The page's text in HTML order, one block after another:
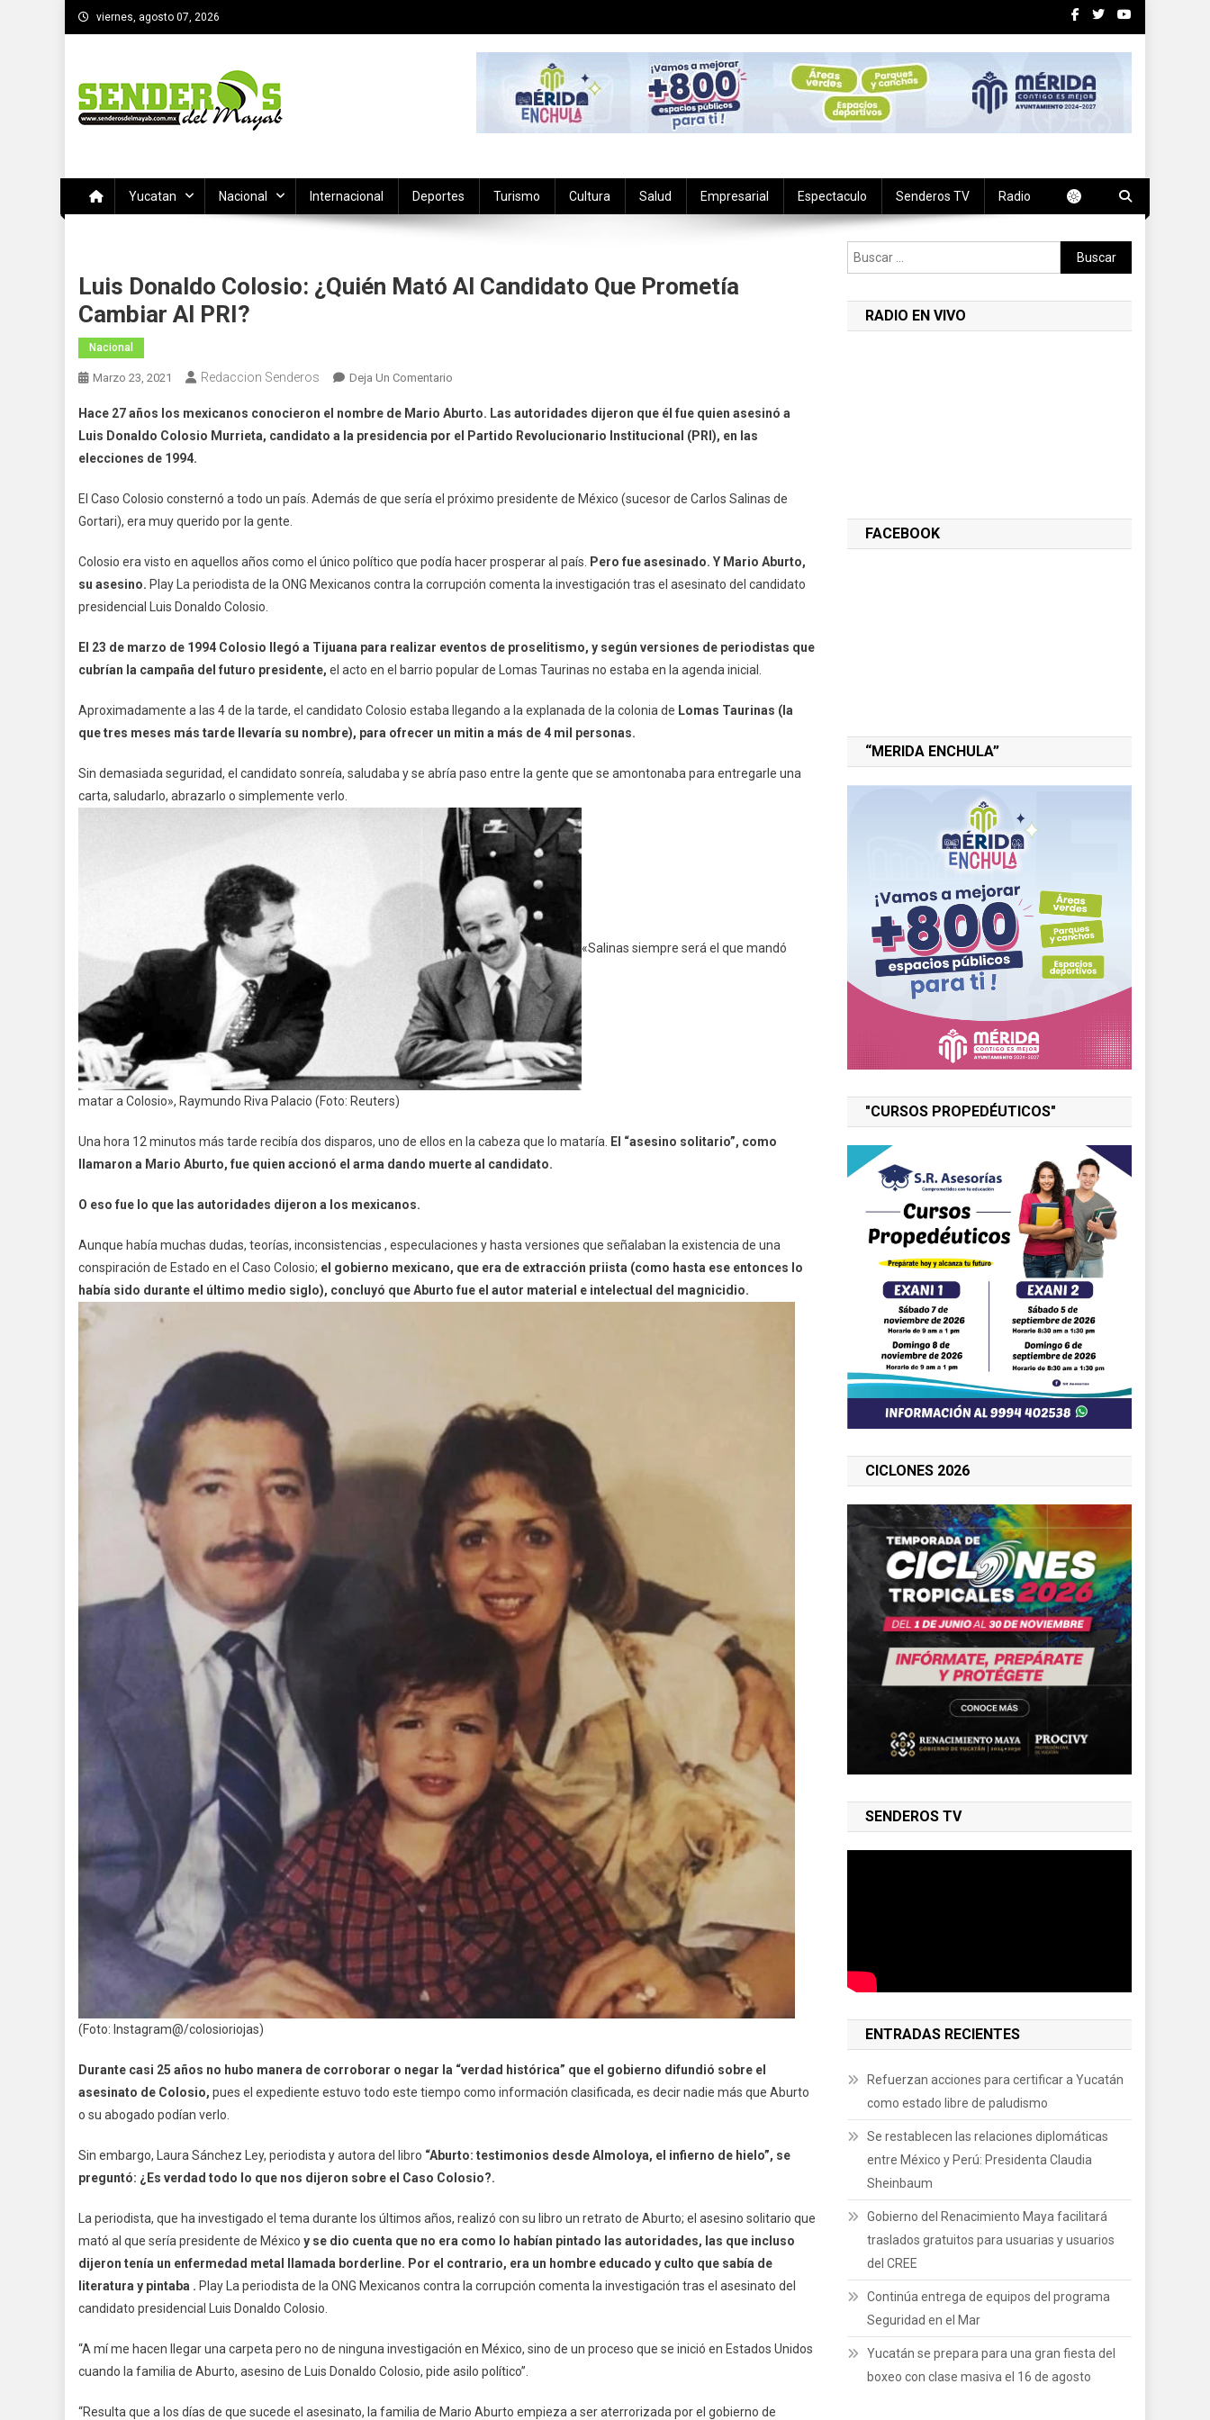
Saltar
al
viernes, agosto 07, 2026
Yucatan Nacional Internacional Deportes Turismo Cultura Salud Empresarial Espectaculo Senderos TV Radio
Luis Donaldo Colosio: ¿quién Mató Al Candidato Que Prometía
Cambiar Al PRI?
Nacional
Marzo 23, 2021 Redaccion Senderos Deja Un Comentario
Donaldo
Colosio:
Al
Prometía
Cambiar
Hace 27 años los mexicanos conocieron el nombre de Mario Aburto. Las autoridades dijeron que él fue quien asesinó a
Luis Donaldo Colosio Murrieta, candidato a la presidencia por el Partido Revolucionario Institucional (PRI), en las
elecciones de 1994.
El Caso Colosio consternó a todo un país. Además de que sería el próximo presidente de México (sucesor de Carlos Salinas de
Gortari), era muy querido por la gente.
Colosio era visto en aquellos años como el único político que podía hacer prosperar al país.
Pero fue asesinado. Y Mario Aburto,
su asesino. Play La periodista de la ONG Mexicanos contra la corrupción comenta la investigación tras el asesinato del candidato
presidencial Luis Donaldo Colosio.
El 23 de marzo de 1994 Colosio llegó a Tijuana para realizar eventos de proselitismo, y según versiones de periodistas que
cubrían la campaña del futuro presidente, el acto en el barrio popular de Lomas Taurinas no estaba en la agenda inicial.
Aproximadamente a las 4 de la tarde, el candidato Colosio estaba llegando a la explanada de la colonia de Lomas Taurinas (la
que tres meses más tarde llevaría su nombre), para ofrecer un mitin a más de 4 mil personas.
Sin demasiada seguridad, el candidato sonreía, saludaba y se abría paso entre la gente que se amontonaba para entregarle una
carta, saludarlo, abrazarlo o simplemente verlo.
«Salinas siempre será el que mandó
matar a Colosio», Raymundo Riva Palacio (Foto: Reuters)
Una hora 12 minutos más tarde recibía dos disparos, uno de ellos en la cabeza que lo mataría. El “asesino solitario”, como
llamaron a Mario Aburto, fue quien accionó el arma dando muerte al candidato.
O eso fue lo que las autoridades dijeron a los mexicanos.
Aunque había muchas dudas, teorías, inconsistencias , especulaciones y hasta versiones que señalaban la existencia de una
conspiración de Estado en el Caso Colosio; el gobierno mexicano, que era de extracción priista (como hasta ese entonces lo
había sido durante el último medio siglo), concluyó que Aburto fue el autor material e intelectual del magnicidio.
(Foto: Instagram@/colosioriojas)
Durante casi 25 años no hubo manera de corroborar o negar la “verdad histórica” que el gobierno difundió sobre el
asesinato de Colosio, pues el expediente estuvo todo este tiempo como información clasificada, es decir nadie más que Aburto
o su abogado podían verlo.
Sin embargo, Laura Sánchez Ley, periodista y autora del libro “Aburto: testimonios desde Almoloya, el infierno de hielo”, se
preguntó: ¿Es verdad todo lo que nos dijeron sobre el Caso Colosio?.
La periodista, que ha investigado el tema durante los últimos años, realizó con su libro un retrato de Aburto; el asesino solitario que
mató al que sería presidente de México y se dio cuenta que no era como lo habían pintado las autoridades, las que incluso
dijeron tenía un enfermedad metal llamada borderline. Por el contrario, era un hombre educado y culto que sabía de
literatura y pintaba . Play La periodista de la ONG Mexicanos contra la corrupción comenta la investigación tras el asesinato del
candidato presidencial Luis Donaldo Colosio.
“A mí me hacen llegar una carpeta pero no de ninguna investigación en México, sino de un proceso que se inició en Estados Unidos
cuando la familia de Aburto, asesino de Luis Donaldo Colosio, pide asilo político”.
“Resulta que a los días de que sucede el asesinato, la familia de Mario Aburto empieza a ser aterrorizada por el gobierno de
Buscar:
RADIO EN VIVO
FACEBOOK
“MERIDA ENCHULA”
"CURSOS PROPEDÉUTICOS"
CICLONES 2026
SENDEROS TV
ENTRADAS RECIENTES
Refuerzan acciones para certificar a Yucatán
como estado libre de paludismo
Se restablecen las relaciones diplomáticas
entre México y Perú: Presidenta Claudia
Sheinbaum
Gobierno del Renacimiento Maya facilitará
traslados gratuitos para usuarias y usuarios
del CREE
Continúa entrega de equipos del programa
Seguridad en el Mar
Yucatán se prepara para una gran fiesta del
boxeo con clase masiva el 16 de agosto